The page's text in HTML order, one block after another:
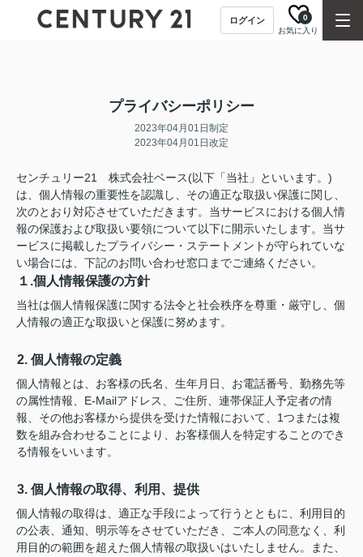
ログイン
お気に入り
0
プライバシーポリシー
2023年04月01日制定
2023年04月01日改定
センチュリー21 株式会社ベース(以下「当社」といいます。)
は、個人情報の重要性を認識し、その適正な取扱い保護に関し、
次のとおり対応させていただきます。当サービスにおける個人情
報の保護および取扱い要領について以下に開示いたします。当サ
ービスに掲載したプライバシー・ステートメントが守られていな
い場合には、下記のお問い合わせ窓口までご連絡ください。
１.個人情報保護の方針
当社は個人情報保護に関する法令と社会秩序を尊重・厳守し、個
人情報の適正な取扱いと保護に努めます。
2. 個人情報の定義
個人情報とは、お客様の氏名、生年月日、お電話番号、勤務先等
の属性情報、E-Mailアドレス、ご住所、連帯保証人予定者の情
報、その他お客様から提供を受けた情報において、1つまたは複
数を組み合わせることにより、お客様個人を特定することのでき
る情報をいいます。
3. 個人情報の取得、利用、提供
個人情報の取得は、適正な手段によって行うとともに、利用目的
の公表、通知、明示等をさせていただき、ご本人の同意なく、利
用目的の範囲を超えた個人情報の取扱いはいたしません。また、